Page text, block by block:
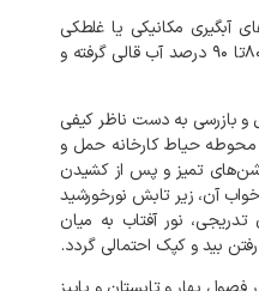
آبگیری مکانیکی یا غلطکی
استفاده می شود تا به کمک آن ۸۰تا ۹۰ درصد آب قالی گرفته و
و بازرسی به دست ناظر کیفی
محوطه حیاط کارخانه حمل و
تمیز و پس از کشیدن
آن، زیر تابش نورخورشید
نور آفتاب به میان
بید و کپک احتمالی گردد.